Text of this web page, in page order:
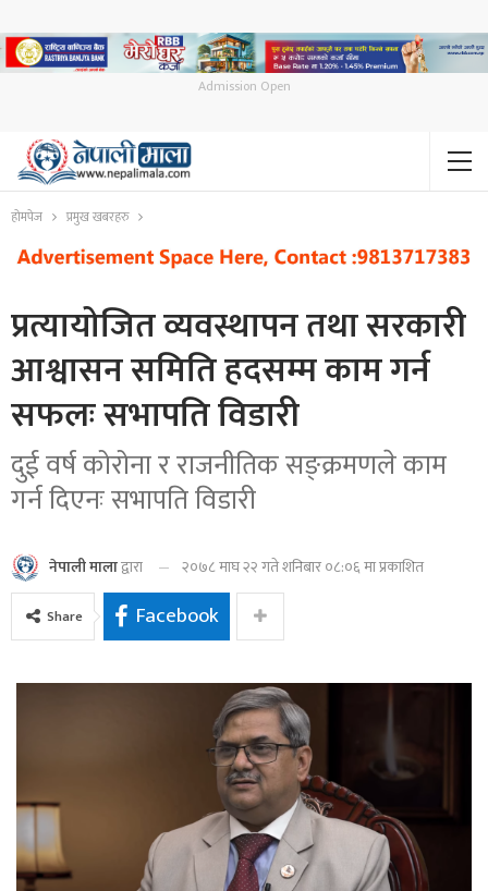
Admission Open
होमपेज प्रमुख खबरहरु
प्रत्यायोजित व्यवस्थापन तथा सरकारी
आश्वासन समिति हदसम्म काम गर्न
सफलः सभापति विडारी
दुई वर्ष कोरोना र राजनीतिक सङ्क्रमणले काम
गर्न दिएनः सभापति विडारी
नेपाली मालाद्वारा २०७८ माघ २२ गते शनिबार ०८:०६ मा प्रकाशित
Share Facebook